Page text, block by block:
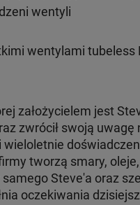
wentyli
wentylami tubeless
założycielem jest
zwrócił swoją
wieloletnie
tworzą smary,
Steve'a oraz
oczekiwania